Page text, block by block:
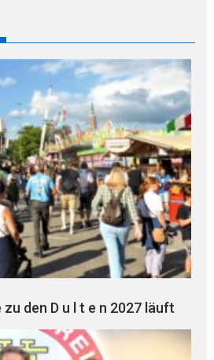
den D u l t e n 2027 läuft